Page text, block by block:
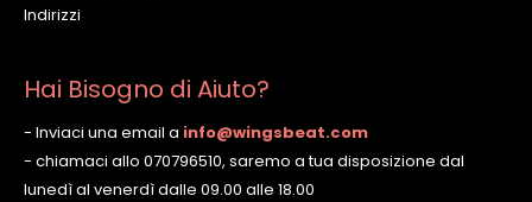
Indirizzi
Hai Bisogno di Aiuto?
- Inviaci una email a info@wingsbeat.com
- chiamaci allo 070796510, saremo a tua disposizione dal
lunedì al venerdì dalle 09.00 alle 18.00